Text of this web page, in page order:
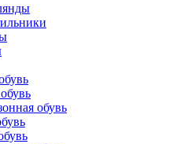
обувь